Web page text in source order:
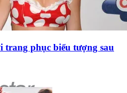
phục biểu tượng sau